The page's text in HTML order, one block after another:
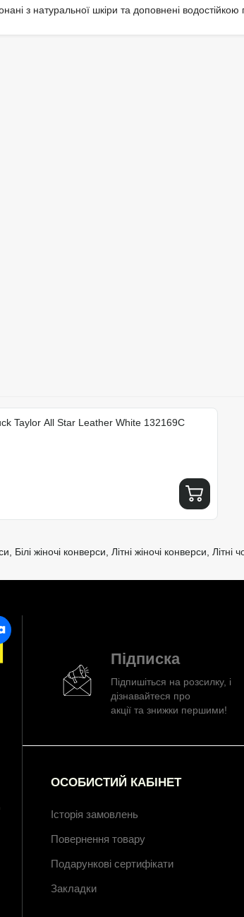
з натуральної шкіри та доповнені
Taylor All Star Leather White 132169C
Білі жіночі конверси Літні жіночі конверси Літні
Підписка
Підпишіться на розсилку, і
дізнавайтеся про
акції та знижки першими!
ОСОБИСТИЙ КАБІНЕТ
Історія замовлень
Повернення товару
Подарункові сертифікати
Закладки